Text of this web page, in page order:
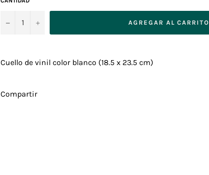
− + AGREGAR AL CARRITO
Cuello de vinil color blanco (18.5 x 23.5 cm)
Compartir